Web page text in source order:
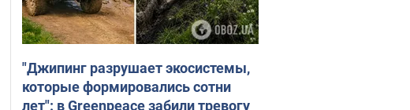
"Джипинг разрушает экосистемы,
которые формировались сотни
лет": в Greenpeace забили тревогу